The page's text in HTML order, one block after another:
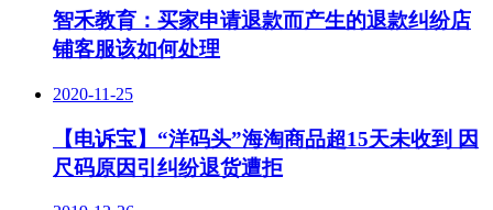
智禾教育：买家申请退款而产生的退款纠纷店
铺客服该如何处理
2020-11-25
【电诉宝】“洋码头”海淘商品超15天未收到 因
尺码原因引纠纷退货遭拒